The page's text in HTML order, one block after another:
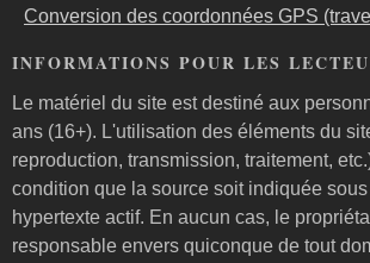
Conversion des coordonnées GPS
INFORMATIONS POUR LES
Le matériel du site est destiné aux
ans (16+). L'utilisation des éléments du
reproduction, transmission, traitement,
condition que la source soit indiquée
hypertexte actif. En aucun cas, le
responsable envers quiconque de tout